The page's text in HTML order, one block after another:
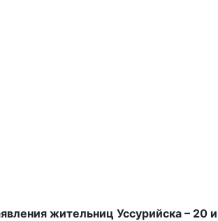
жительниц Уссурийска – 20